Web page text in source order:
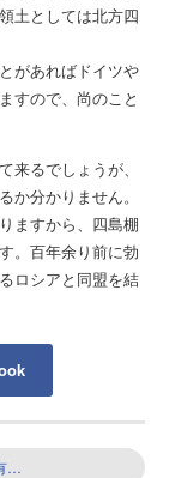
土としては北方四
があればドイツや
すので、尚のこと
るでしょうが、
か分かりません。
ますから、四島棚
。百年余り前に勃
ロシアと同盟を結
…